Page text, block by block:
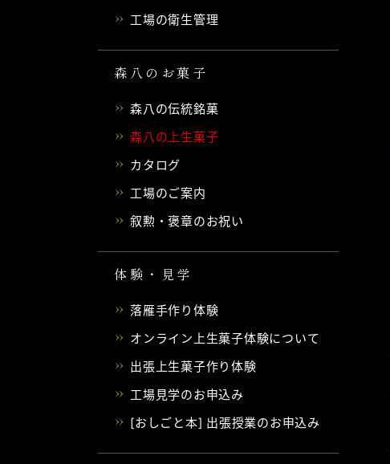
工場の衛生管理
森八のお菓子
森八の伝統銘菓
森八の上生菓子
カタログ
工場のご案内
叙勲・褒章のお祝い
体験・見学
落雁手作り体験
オンライン上生菓子体験について
出張上生菓子作り体験
工場見学のお申込み
[おしごと本] 出張授業のお申込み